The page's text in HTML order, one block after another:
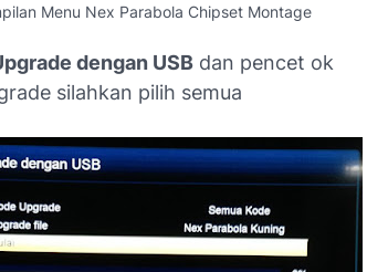
Menu Nex Parabola Chipset Montage
dengan USB dan pencet ok
silahkan pilih semua